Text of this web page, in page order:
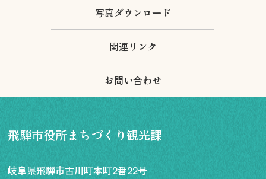
写真ダウンロード
関連リンク
お問い合わせ
飛騨市役所まちづくり観光課
岐阜県飛騨市古川町本町2番22号